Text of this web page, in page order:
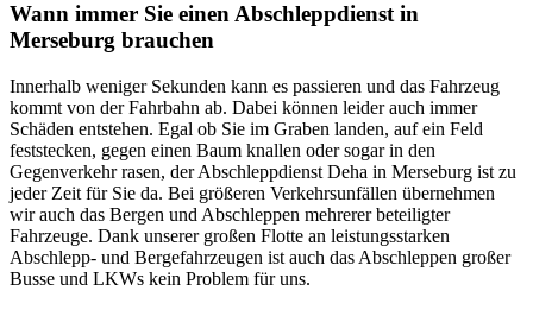
Wann immer Sie einen Abschleppdienst in
Merseburg brauchen
Innerhalb weniger Sekunden kann es passieren und das Fahrzeug
kommt von der Fahrbahn ab. Dabei können leider auch immer
Schäden entstehen. Egal ob Sie im Graben landen, auf ein Feld
feststecken, gegen einen Baum knallen oder sogar in den
Gegenverkehr rasen, der Abschleppdienst Deha in Merseburg ist zu
jeder Zeit für Sie da. Bei größeren Verkehrsunfällen übernehmen
wir auch das Bergen und Abschleppen mehrerer beteiligter
Fahrzeuge. Dank unserer großen Flotte an leistungsstarken
Abschlepp- und Bergefahrzeugen ist auch das Abschleppen großer
Busse und LKWs kein Problem für uns.